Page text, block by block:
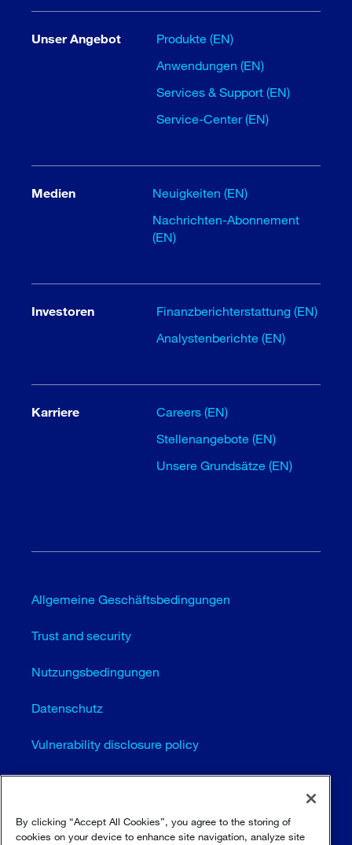
Unser Angebot
Produkte (EN)
Anwendungen (EN)
Services & Support (EN)
Service-Center (EN)
Medien
Neuigkeiten (EN)
Nachrichten-Abonnement
(EN)
Investoren
Finanzberichterstattung (EN)
Analystenberichte (EN)
Karriere
Careers (EN)
Stellenangebote (EN)
Unsere Grundsätze (EN)
Allgemeine Geschäftsbedingungen
Trust and security
Nutzungsbedingungen
Datenschutz
Vulnerability disclosure policy
Cookie-Einstellungen (EN)
Seitenübersicht
By clicking “Accept All Cookies”, you agree to the storing of
cookies on your device to enhance site navigation, analyze site